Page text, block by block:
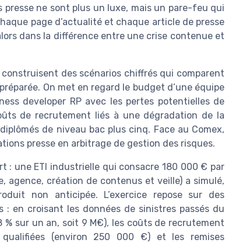
ne sont plus un luxe, mais un pare-feu qui
page d’actualité et chaque article de presse
dans la différence entre une crise contenue et
des scénarios chiffrés qui comparent
On met en regard le budget d’une équipe
developer RP avec les pertes potentielles de
de recrutement liés à une dégradation de la
de niveau bac plus cinq. Face au Comex,
presse en arbitrage de gestion des risques.
: une ETI industrielle qui consacre 180 000 € par
agence, création de contenus et veille) a simulé,
non anticipée. L’exercice repose sur des
en croisant les données de sinistres passés du
sur un an, soit 9 M€), les coûts de recrutement
(environ 250 000 €) et les remises